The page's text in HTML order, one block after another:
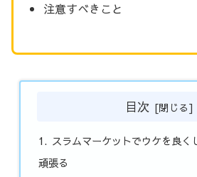
注意すべきこと
目次
スラムマーケットでウケを良く
頑張る